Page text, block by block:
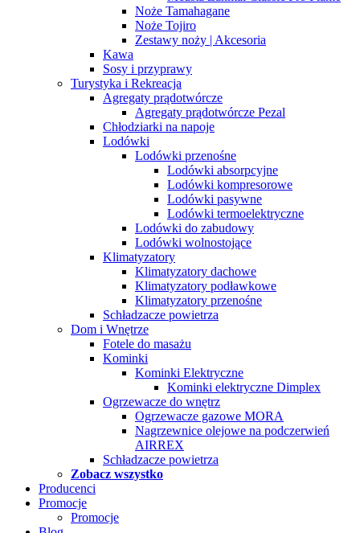
Noże Tamahagane
Noże Tojiro
Zestawy noży | Akcesoria
Kawa
Sosy i przyprawy
Turystyka i Rekreacja
Agregaty prądotwórcze
Agregaty prądotwórcze Pezal
Chłodziarki na napoje
Lodówki
Lodówki przenośne
Lodówki absorpcyjne
Lodówki kompresorowe
Lodówki pasywne
Lodówki termoelektryczne
Lodówki do zabudowy
Lodówki wolnostojące
Klimatyzatory
Klimatyzatory dachowe
Klimatyzatory podławkowe
Klimatyzatory przenośne
Schładzacze powietrza
Dom i Wnętrze
Fotele do masażu
Kominki
Kominki Elektryczne
Kominki elektryczne Dimplex
Ogrzewacze do wnętrz
Ogrzewacze gazowe MORA
Nagrzewnice olejowe na podczerwień
AIRREX
Schładzacze powietrza
Zobacz wszystko
Producenci
Promocje
Promocje